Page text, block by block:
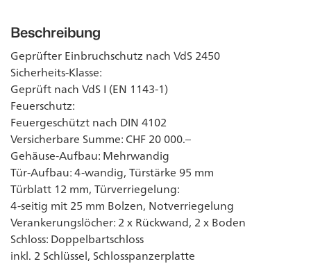
Beschreibung
Geprüfter Einbruchschutz nach VdS 2450
Sicherheits-Klasse:
Geprüft nach VdS I (EN 1143-1)
Feuerschutz:
Feuergeschützt nach DIN 4102
Versicherbare Summe: CHF 20 000.–
Gehäuse-Aufbau: Mehrwandig
Tür-Aufbau: 4-wandig, Türstärke 95 mm
Türblatt 12 mm, Türverriegelung:
4-seitig mit 25 mm Bolzen, Notverriegelung
Verankerungslöcher: 2 x Rückwand, 2 x Boden
Schloss: Doppelbartschloss
inkl. 2 Schlüssel, Schlosspanzerplatte